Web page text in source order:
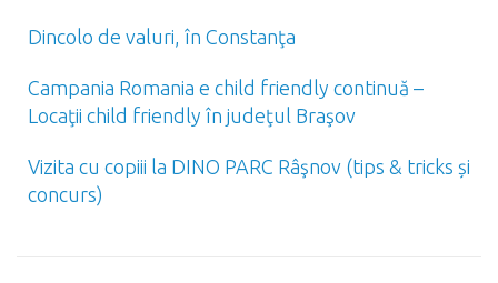
Dincolo de valuri, în Constanţa
Campania Romania e child friendly continuă –
Locaţii child friendly în judeţul Braşov
Vizita cu copiii la DINO PARC Râşnov (tips & tricks și
concurs)